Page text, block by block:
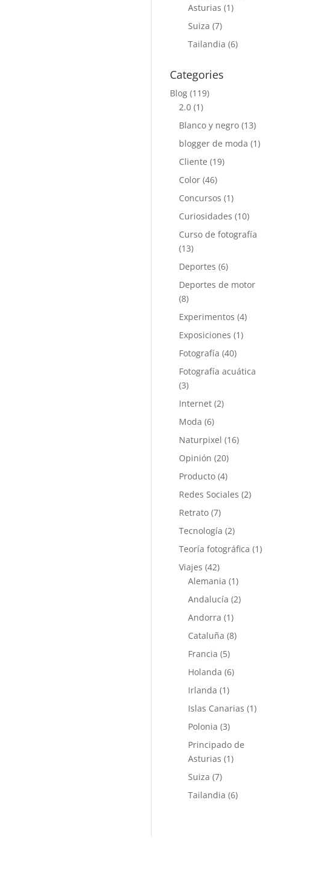
Asturias (1)
Suiza (7)
Tailandia (6)
Categories
Blog (119)
2.0 (1)
Blanco y negro (13)
blogger de moda (1)
Cliente (19)
Color (46)
Concursos (1)
Curiosidades (10)
Curso de fotografía
(13)
Deportes (6)
Deportes de motor
(8)
Experimentos (4)
Exposiciones (1)
Fotografía (40)
Fotografía acuática
(3)
Internet (2)
Moda (6)
Naturpixel (16)
Opinión (20)
Producto (4)
Redes Sociales (2)
Retrato (7)
Tecnología (2)
Teoría fotográfica (1)
Viajes (42)
Alemania (1)
Andalucía (2)
Andorra (1)
Cataluña (8)
Francia (5)
Holanda (6)
Irlanda (1)
Islas Canarias (1)
Polonia (3)
Principado de
Asturias (1)
Suiza (7)
Tailandia (6)